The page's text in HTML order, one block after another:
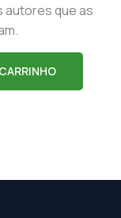
autores que as